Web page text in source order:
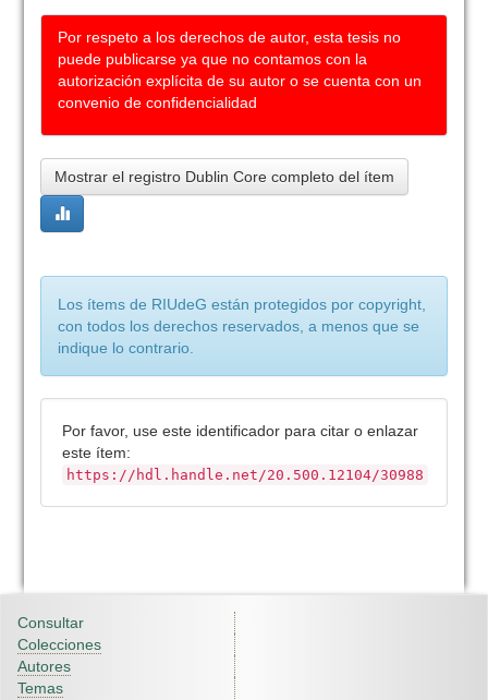
Por respeto a los derechos de autor, esta tesis no
puede publicarse ya que no contamos con la
autorización explícita de su autor o se cuenta con un
convenio de confidencialidad
Mostrar el registro Dublin Core completo del ítem
Los ítems de RIUdeG están protegidos por copyright,
con todos los derechos reservados, a menos que se
indique lo contrario.
Por favor, use este identificador para citar o enlazar
este ítem:
https://hdl.handle.net/20.500.12104/30988
Consultar
Colecciones
Autores
Temas